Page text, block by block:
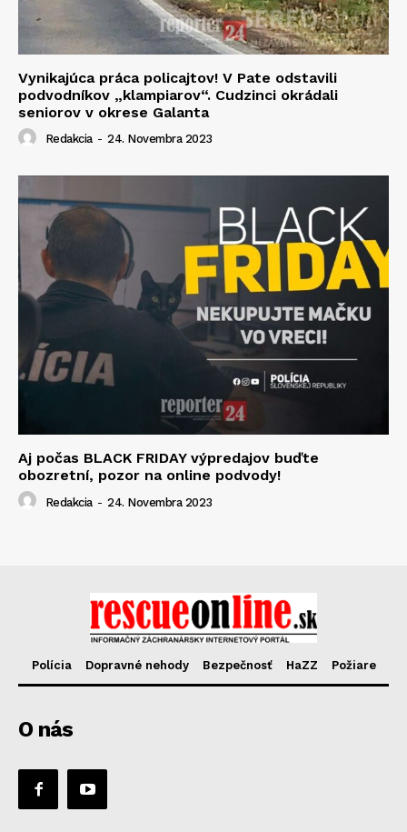
Vynikajúca práca policajtov! V Pate odstavili
podvodníkov „klampiarov“. Cudzinci okrádali
seniorov v okrese Galanta
Redakcia - 24. Novembra 2023
Aj počas BLACK FRIDAY výpredajov buďte
obozretní, pozor na online podvody!
Redakcia - 24. Novembra 2023
Polícia Dopravné nehody Bezpečnosť HaZZ Požiare
O nás